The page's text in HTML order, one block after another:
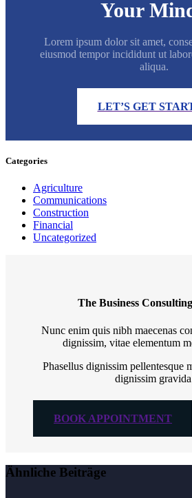
Your
Lorem ipsum dolor sit amet,
eiusmod tempor incididunt ut
aliqua.
LET’S GET
Categories
Agriculture
Communications
Construction
Financial
Uncategorized
The Business
Nunc enim quis nibh maecenas
dignissim, vitae elementum
Phasellus dignissim pellentesque
dignissim
BOOK APPOINTMENT
Ähnliche Beiträge